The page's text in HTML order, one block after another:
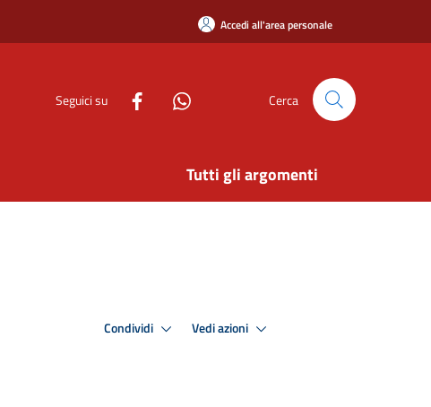
Accedi all'area personale
Seguici su Cerca
Tutti gli argomenti
Condividi Vedi azioni